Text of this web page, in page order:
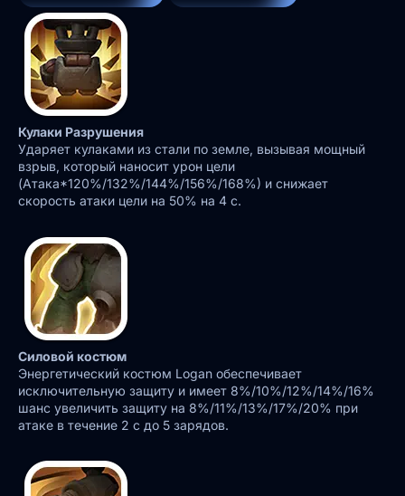
Кулаки Разрушения
Ударяет кулаками из стали по земле, вызывая мощный
взрыв, который наносит урон цели
(Атака*120%/132%/144%/156%/168%) и снижает
скорость атаки цели на 50% на 4 с.
Силовой костюм
Энергетический костюм Logan обеспечивает
исключительную защиту и имеет 8%/10%/12%/14%/16%
шанс увеличить защиту на 8%/11%/13%/17%/20% при
атаке в течение 2 с до 5 зарядов.